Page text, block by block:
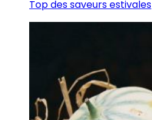
Top des saveurs estivales